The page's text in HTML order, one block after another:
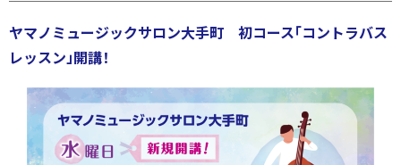
ヤマノミュージックサロン大手町 初コース「コントラバス
レッスン」開講！